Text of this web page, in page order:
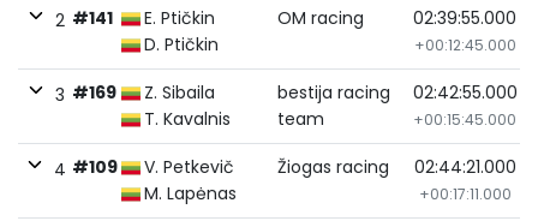
2 #141
E. Ptičkin
D. Ptičkin
OM racing 02:39:55.000
+00:12:45.000
3 #169
Z. Sibaila
T. Kavalnis
bestija racing
team
02:42:55.000
+00:15:45.000
4 #109
V. Petkevič
M. Lapėnas
Žiogas racing 02:44:21.000
+00:17:11.000